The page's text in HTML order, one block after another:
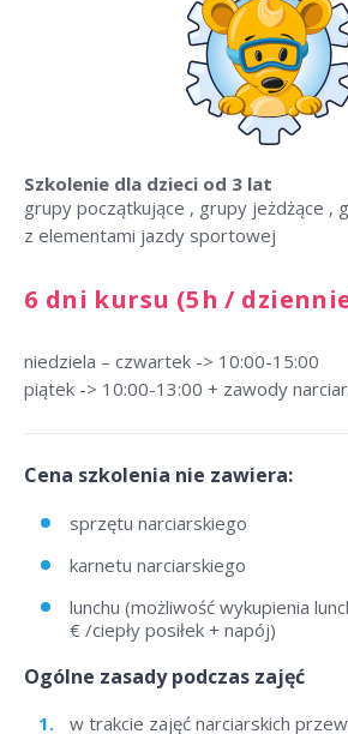
Szkolenie dla dzieci od 3 lat
grupy początkujące , grupy jeżdżące ,
z elementami jazdy sportowej
6 dni kursu (5h /
niedziela – czwartek -> 10:00-15:00
piątek -> 10:00-13:00 + zawody
Cena szkolenia nie zawiera:
sprzętu narciarskiego
karnetu narciarskiego
lunchu (możliwość wykupienia
€ /ciepły posiłek + napój)
Ogólne zasady podczas zajęć
w trakcie zajęć narciarskich